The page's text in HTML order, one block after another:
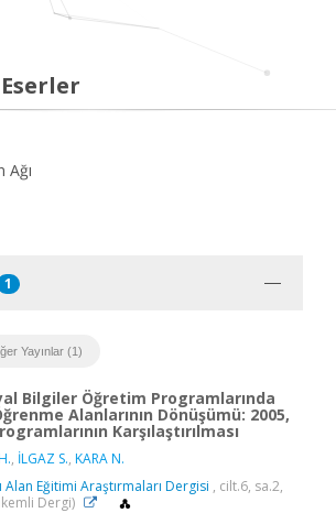
Ağı
1
Yayınlar (1)
Bilgiler Öğretim Programlarında
Alanlarının Dönüşümü: 2005,
Karşılaştırılması
, İLGAZ S., KARA N.
Alan Eğitimi Araştırmaları Dergisi , cilt.6, sa.2,
Dergi)